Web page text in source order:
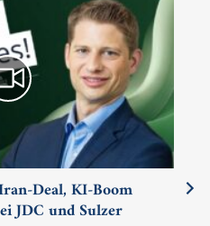
Deal, KI-Boom
JDC und Sulzer